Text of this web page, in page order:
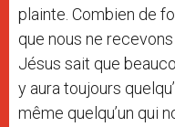
plainte. Combien de
que nous ne
Jésus sait que
y aura toujours
même quelqu’un qui